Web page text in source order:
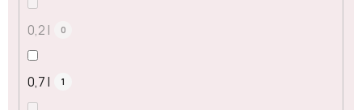
0,2 l 0
0,7 l 1